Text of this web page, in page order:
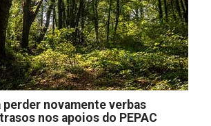
novamente verbas
nos apoios do PEPAC